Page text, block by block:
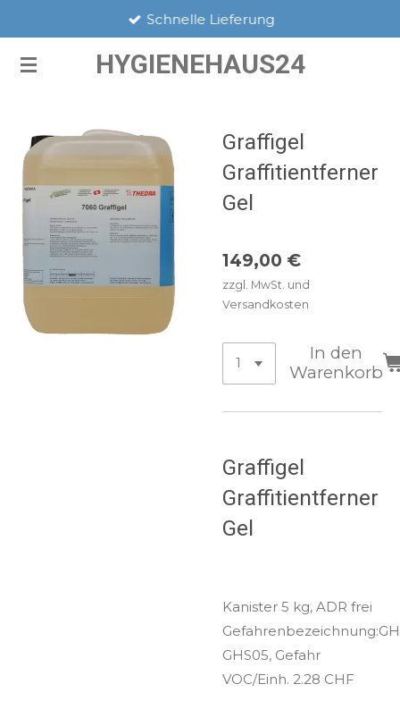
springen
HYGIENEHAUS24
Schnelle Lieferung
Graffigel
Graffitientferner
Gel
149,00 €
zzgl. MwSt. und
Versandkosten
In den
Warenkorb
Graffigel
Graffitientferner
Gel
Kanister 5 kg, ADR frei
GHS05, Gefahr
VOC/Einh. 2.28 CHF